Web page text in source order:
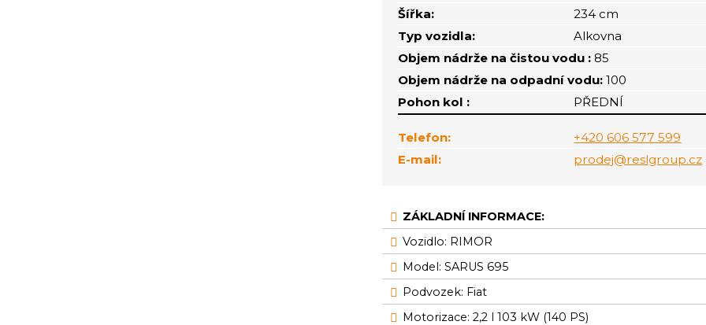
Šířka:
234 cm
Typ vozidla:
Alkovna
Objem nádrže na čistou vodu : 85
Objem nádrže na odpadní vodu: 100
Pohon kol :
PŘEDNÍ
Telefon:
+420 606 577 599
E-mail:
prodej@reslgroup.cz
ZÁKLADNÍ INFORMACE:
Vozidlo: RIMOR
Model: SARUS 695
Podvozek: Fiat
Motorizace: 2,2 l 103 kW (140 PS)